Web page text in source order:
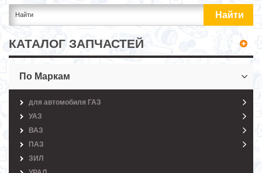
КАТАЛОГ ЗАПЧАСТЕЙ
По Маркам
для автомобиля ГАЗ
УАЗ
ВАЗ
ПАЗ
ЗИЛ